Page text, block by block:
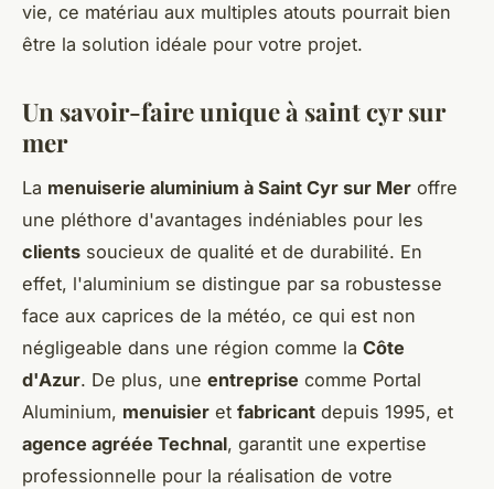
vie, ce matériau aux multiples atouts pourrait bien
être la solution idéale pour votre projet.
Un savoir-faire unique à saint cyr sur
mer
La menuiserie aluminium à Saint Cyr sur Mer offre
une pléthore d'avantages indéniables pour les
clients soucieux de qualité et de durabilité. En
effet, l'aluminium se distingue par sa robustesse
face aux caprices de la météo, ce qui est non
négligeable dans une région comme la Côte
d'Azur. De plus, une entreprise comme Portal
Aluminium, menuisier et fabricant depuis 1995, et
agence agréée Technal, garantit une expertise
professionnelle pour la réalisation de votre